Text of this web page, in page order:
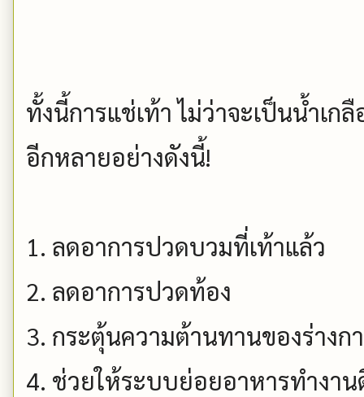
ทั้งนี้การแช่เท้า ไม่ว่าจะเป็นน้ำเ
อีกหลายอย่างดังนี้!
1. ลดอาการปวดบวมที่เท้าแล้ว
2. ลดอาการปวดท้อง
3. กระตุ้นความต้านทานของร่างก
4. ช่วยให้ระบบย่อยอาหารทำงา